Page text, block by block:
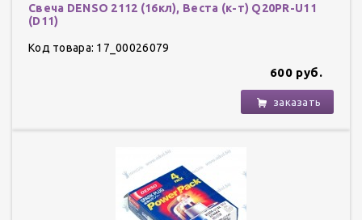
Свеча DENSO 2112 (16кл), Веста (к-т) Q20PR-U11
(D11)
Код товара: 17_00026079
600 руб.
заказать